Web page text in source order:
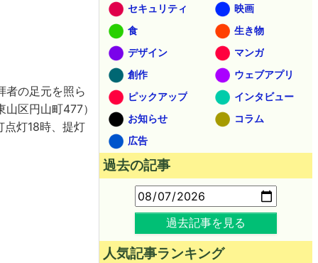
者の足元を照ら
区円山町477）
灯18時、提灯
セキュリティ
映画
食
生き物
デザイン
マンガ
創作
ウェブアプリ
ピックアップ
インタビュー
お知らせ
コラム
広告
過去の記事
過去記事を見る
人気記事ランキング